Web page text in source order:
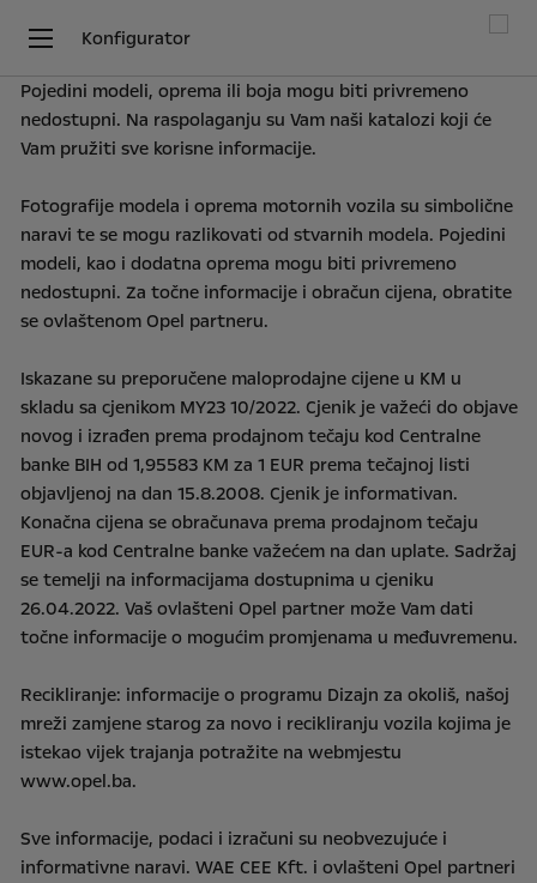
Konfigurator
Pojedini modeli, oprema ili boja mogu biti privremeno
nedostupni. Na raspolaganju su Vam naši katalozi koji će
Vam pružiti sve korisne informacije.
Fotografije modela i oprema motornih vozila su simbolične
naravi te se mogu razlikovati od stvarnih modela. Pojedini
modeli, kao i dodatna oprema mogu biti privremeno
nedostupni. Za točne informacije i obračun cijena, obratite
se ovlaštenom Opel partneru.
Iskazane su preporučene maloprodajne cijene u KM u
skladu sa cjenikom MY23 10/2022. Cjenik je važeći do objave
novog i izrađen prema prodajnom tečaju kod Centralne
banke BIH od 1,95583 KM za 1 EUR prema tečajnoj listi
objavljenoj na dan 15.8.2008. Cjenik je informativan.
Konačna cijena se obračunava prema prodajnom tečaju
EUR-a kod Centralne banke važećem na dan uplate. Sadržaj
se temelji na informacijama dostupnima u cjeniku
26.04.2022. Vaš ovlašteni Opel partner može Vam dati
točne informacije o mogućim promjenama u međuvremenu.
Recikliranje: informacije o programu Dizajn za okoliš, našoj
mreži zamjene starog za novo i recikliranju vozila kojima je
istekao vijek trajanja potražite na webmjestu
www.opel.ba.
Sve informacije, podaci i izračuni su neobvezujuće i
informativne naravi. WAE CEE Kft. i ovlašteni Opel partneri